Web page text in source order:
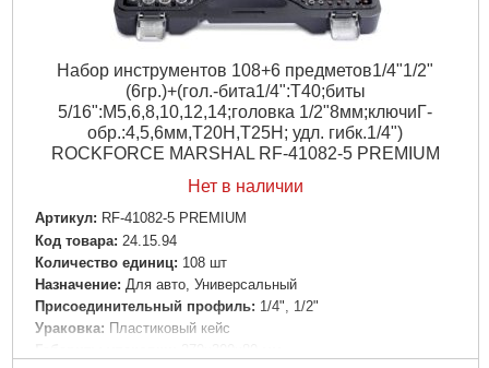
Набор инструментов 108+6 предметов1/4"1/2"
(6гр.)+(гол.-бита1/4":T40;биты
5/16":М5,6,8,10,12,14;головка 1/2"8мм;ключиГ-
обр.:4,5,6мм,T20H,T25H; удл. гибк.1/4")
ROCKFORCE MARSHAL RF-41082-5 PREMIUM
Нет в наличии
Артикул: RF-41082-5 PREMIUM
Код товара: 24.15.94
Количество единиц: 108 шт
Назначение: Для авто, Универсальный
Пpиcoeдинитeльный пpoфиль: 1/4", 1/2"
Ураковка: Пластиковый кейс